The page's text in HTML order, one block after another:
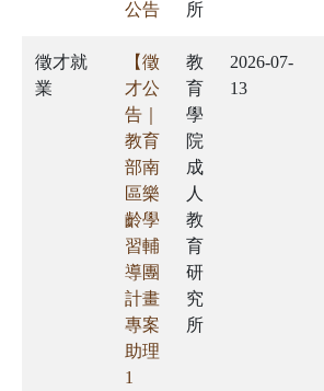
公告
所
徵才就
業
【徵
才公
告｜
教育
部南
區樂
齡學
習輔
導團
計畫
專案
助理
1
教
育
學
院
成
人
教
育
研
究
所
2026-07-
13